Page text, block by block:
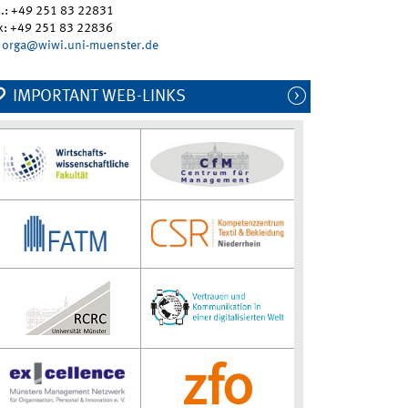
+49 251 83 22831
+49 251 83 22836
orga@wiwi.uni-muenster.de
IMPORTANT WEB-LINKS